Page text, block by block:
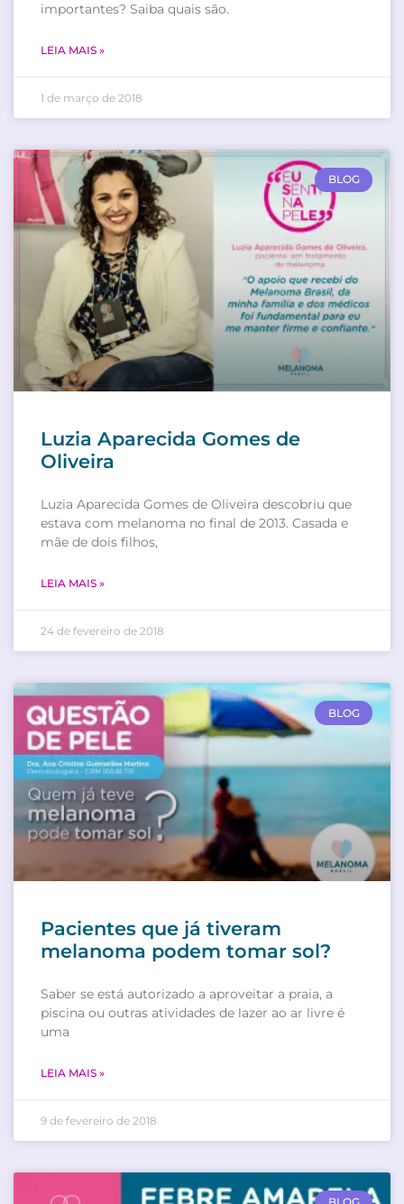
importantes? Saiba quais são.
LEIA MAIS »
1 de março de 2018
BLOG
Luzia Aparecida Gomes de
Oliveira
Luzia Aparecida Gomes de Oliveira descobriu que
estava com melanoma no final de 2013. Casada e
mãe de dois filhos,
LEIA MAIS »
24 de fevereiro de 2018
BLOG
Pacientes que já tiveram
melanoma podem tomar sol?
Saber se está autorizado a aproveitar a praia, a
piscina ou outras atividades de lazer ao ar livre é
uma
LEIA MAIS »
9 de fevereiro de 2018